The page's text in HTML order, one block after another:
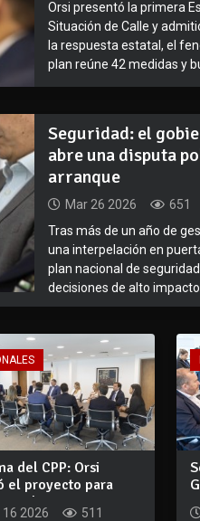
Orsi presentó la primera
Situación de Calle y
la respuesta estatal, el
plan reúne 42 medidas y
Seguridad: el
abre una disputa
arranque
Mar 26 2026 651
Tras más de un año de
una interpelación en
plan nacional de
decisiones de alto impacto
del CPP: Orsi
el proyecto para
el...
16 2026
511